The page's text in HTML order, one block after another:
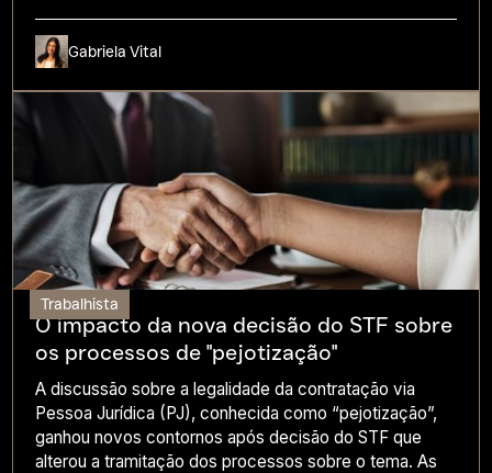
Gabriela Vital
Trabalhista
O impacto da nova decisão do STF sobre
os processos de "pejotização"
A discussão sobre a legalidade da contratação via
Pessoa Jurídica (PJ), conhecida como “pejotização”,
ganhou novos contornos após decisão do STF que
alterou a tramitação dos processos sobre o tema. As